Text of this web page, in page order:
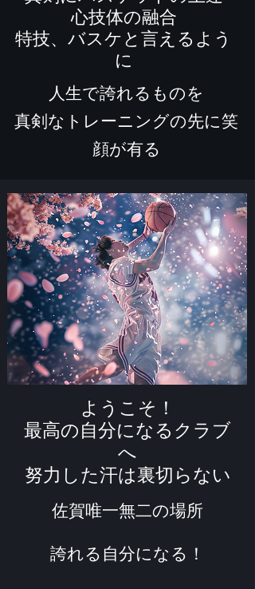
​心技体の融合
​特技、バスケと言えるよう
に
人生で誇れるものを
​真剣なトレーニングの先に笑
顔が有る
ようこそ！
最高の自分になるクラブ
へ​​
​努力した汗は裏切らない
佐賀唯一無二の場所
​誇れる自分になる！